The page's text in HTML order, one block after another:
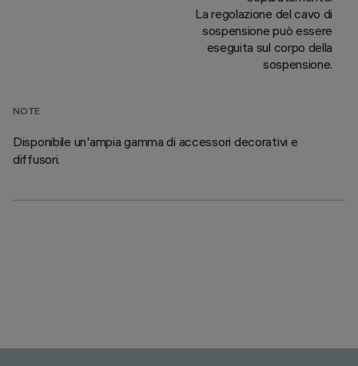
La regolazione del cavo di
sospensione può essere
eseguita sul corpo della
sospensione.
NOTE
Disponibile un'ampia gamma di accessori decorativi e
diffusori.